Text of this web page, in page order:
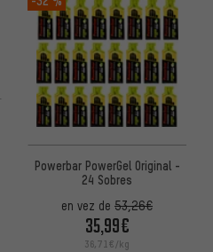
Powerbar PowerGel Original -
24 Sobres
en vez de 53,26€
35,99€
36,71€/kg